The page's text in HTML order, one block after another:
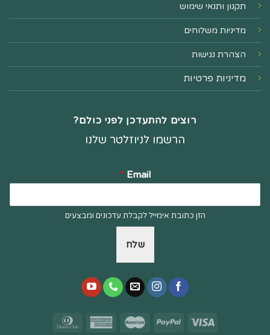
תקנון ותנאי שימוש
מדיניות משלוחים
הצהרת נגישות
מדיניות פרטיות
רוצים להתעדכן לפני כולם?
הרשמו לניוזלטר שלנו
Email
*
הזן כתובת אימייל לקבלת עדכונים ומבצעים
שלח